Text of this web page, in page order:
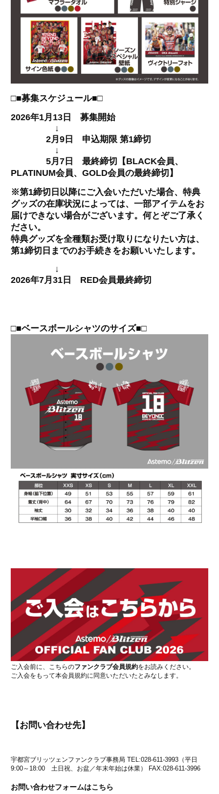
□■募集スケジュール■□
2026年1月13日 募集開始
↓
2月9日 申込期限 第1締切
↓
5月7日 最終締切【BLACK会員、
PLATINUM会員、GOLD会員の最終締切】
※第1締切日以降にご入会いただいた場合、特典
グッズの在庫状況によっては、一部アイテムをお
届けできない場合がございます。何とぞご了承く
ださい。
特典グッズを全種類お受け取りになりたい方は、
第1締切日までのお手続きをお願いいたします。
↓
2026年7月31日 RED会員最終締切
□■ベースボールシャツのサイズ■□
ご入会前に、こちらのファンクラブ会員規約をお読みください。
ご入会をもって本会員規約に同意いただいたとみなします。
【お問い合わせ先】
宇都宮ブリッツェンファンクラブ事務局 TEL:028-611-3993（平日
9:00～18:00 土日祝、お盆／年末年始は休業）
FAX:028-611-3996
お問い合わせフォームはこちら